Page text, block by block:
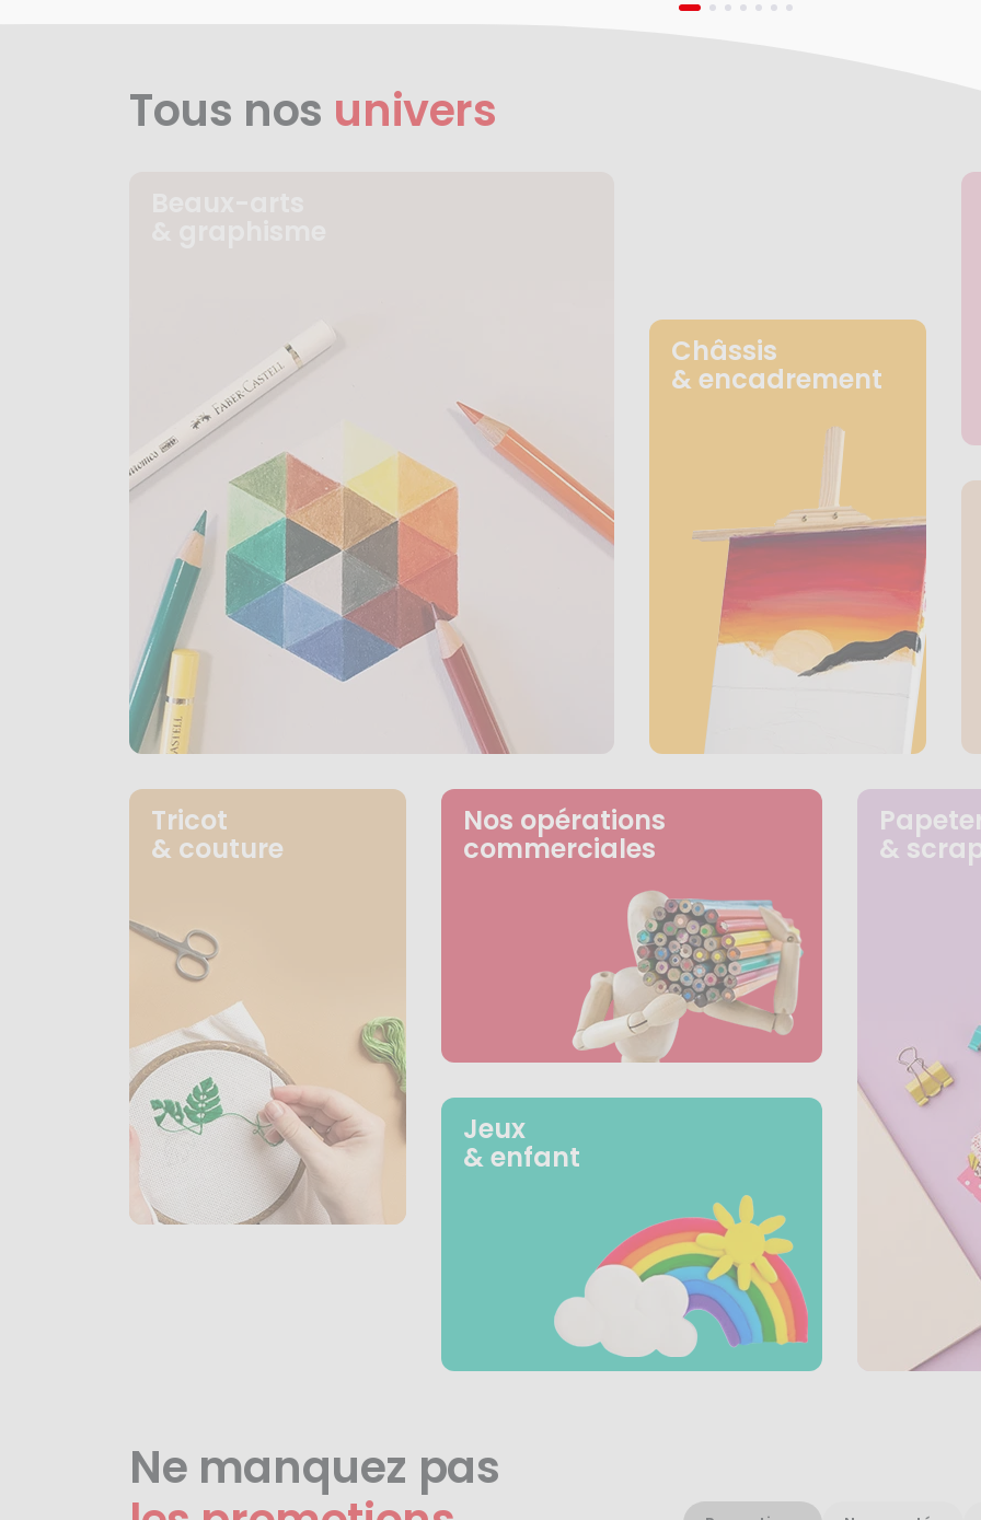
Tous nos univers
Châssis
& encadrement
Tricot
& couture
Nos opérations
commerciales
Jeux
& enfant
&
Ne manquez pas